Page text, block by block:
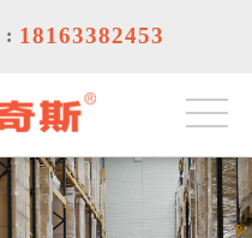
: 18163382453